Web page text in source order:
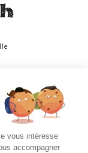
vous intéresse
accompagner